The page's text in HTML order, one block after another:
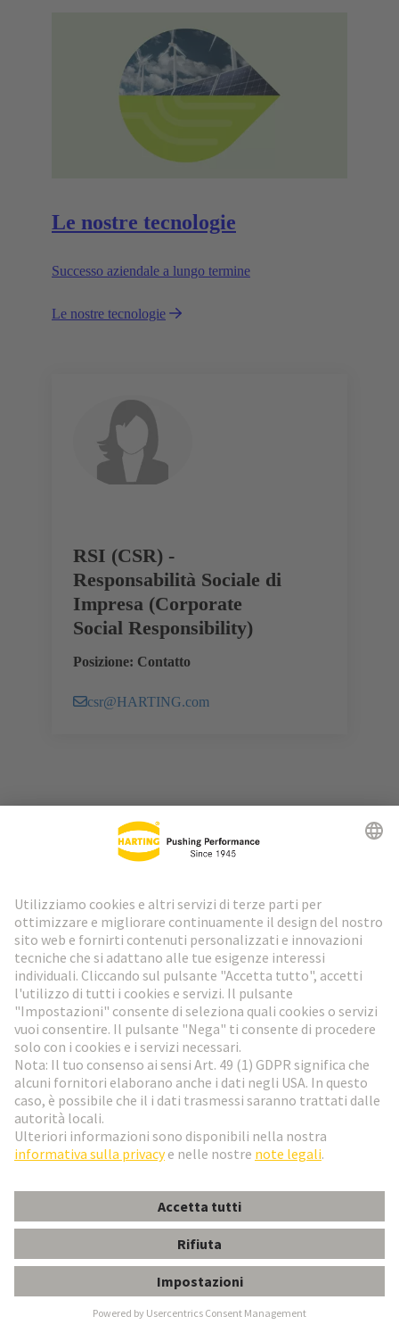
Le nostre tecnologie
Successo aziendale a lungo termine
Le nostre tecnologie
RSI (CSR) -
Responsabilità Sociale di
Impresa (Corporate
Social Responsibility)
Posizione: Contatto
csr@HARTING.com
Vai all'inizio
Newsletter HARTING
Vai al registrazione
Social Media
Italia Italiano